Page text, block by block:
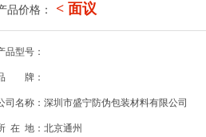
品价格： < 面议
品型号：
牌：
司名称：深圳市盛宁防伪包装材料有限公司
在 地：北京通州